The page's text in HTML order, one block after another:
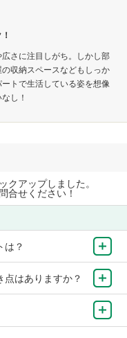
さに注目しがち。しかし部
収納スペースなどもしっか
トで生活している姿を想像
し！
クアップしました。
合せください！
は？
点はありますか？